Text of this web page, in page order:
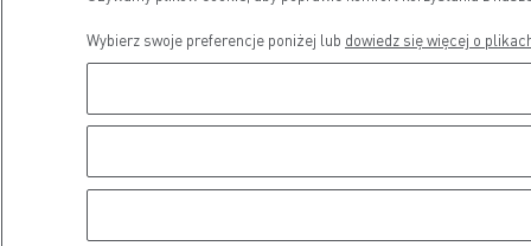
Lokalizacja
Wybierz swoje preferencje poniżej lub dowiedz się więcej o